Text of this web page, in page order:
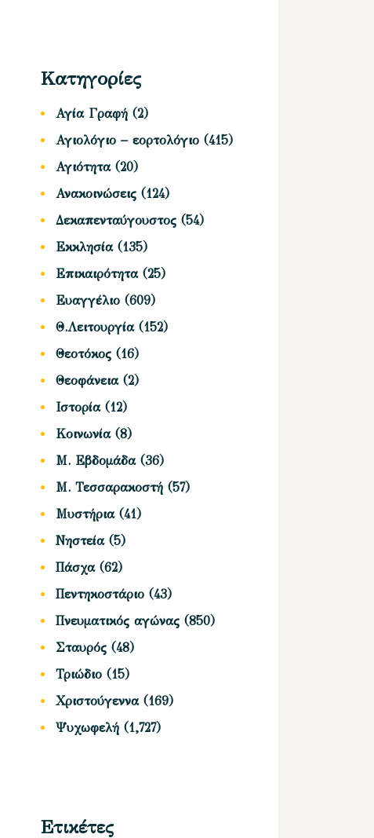
Κατηγορίες
Αγία Γραφή (2)
Αγιολόγιο – εορτολόγιο (415)
Αγιότητα(20)
Ανακοινώσεις (124)
Δεκαπενταύγουστος (54)
Εκκλησία(135)
Επικαιρότητα(25)
Ευαγγέλιο (609)
Θ.Λειτουργία(152)
Θεοτόκος (16)
Θεοφάνεια(2)
Ιστορία(12)
Κοινωνία(8)
Μ. Εβδομάδα(36)
Μ. Τεσσαρακοστή (57)
Μυστήρια(41)
Νηστεία(5)
Πάσχα(62)
Πεντηκοστάριο (43)
Πνευματικός αγώνας (850)
Σταυρός (48)
Τριώδιο (15)
Χριστούγεννα(169)
Ψυχωφελή (1,727)
Ετικέτες